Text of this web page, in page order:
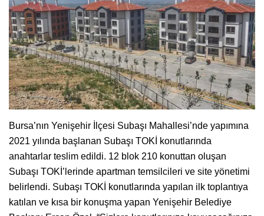
Bursa’nın Yenişehir İlçesi Subaşı Mahallesi’nde yapımına
2021 yılında başlanan Subaşı TOKİ konutlarında
anahtarlar teslim edildi. 12 blok 210 konuttan oluşan
Subaşı TOKİ’lerinde apartman temsilcileri ve site yönetimi
belirlendi. Subaşı TOKİ konutlarında yapılan ilk toplantıya
katılan ve kısa bir konuşma yapan Yenişehir Belediye